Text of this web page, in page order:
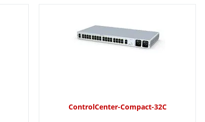
ControlCenter-Compact-32C